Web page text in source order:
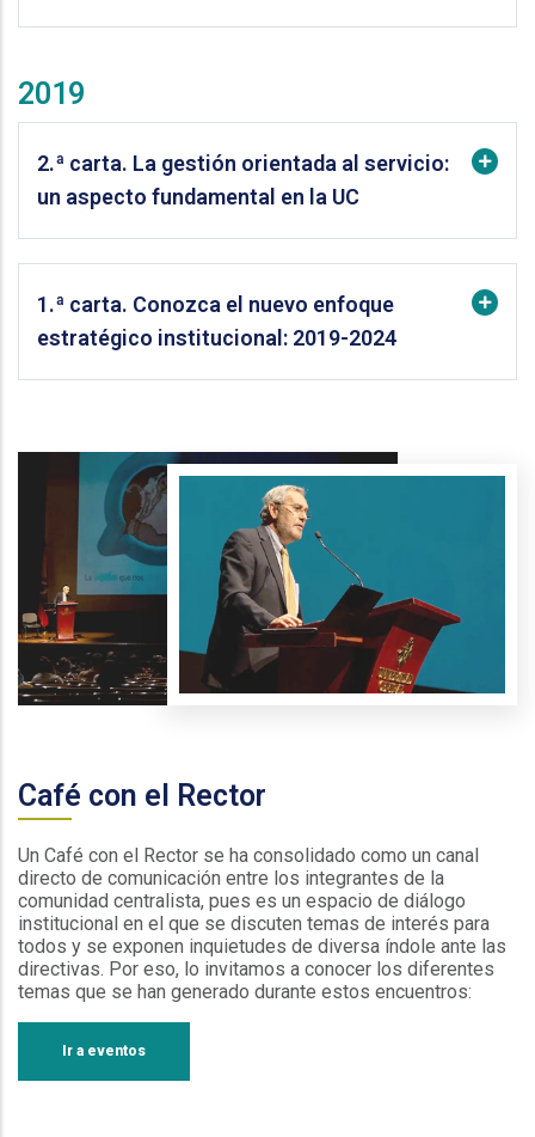
2019
2.ª carta. La gestión orientada al servicio:
un aspecto fundamental en la UC
1.ª carta. Conozca el nuevo enfoque
estratégico institucional: 2019-2024
Café con el Rector
Un Café con el Rector se ha consolidado como un canal
directo de comunicación entre los integrantes de la
comunidad centralista, pues es un espacio de diálogo
institucional en el que se discuten temas de interés para
todos y se exponen inquietudes de diversa índole ante las
directivas. Por eso, lo invitamos a conocer los diferentes
temas que se han generado durante estos encuentros:
Ir a eventos